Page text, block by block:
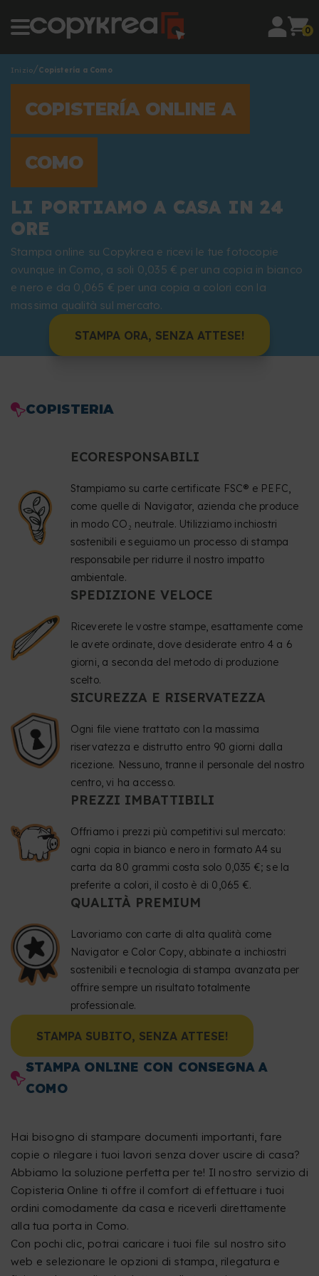
0
Inizio Copistería a Como
COPISTERÍA ONLINE A
COMO
LI PORTIAMO A CASA IN 24
ORE
Stampa online su Copykrea e ricevi le tue fotocopie
ovunque in Como, a soli 0,035 € per una copia in bianco
e nero e da 0,065 € per una copia a colori con la
massima qualità sul mercato.
STAMPA ORA, SENZA ATTESE!
COPISTERIA
ECORESPONSABILI
Stampiamo su carte certificate FSC® e PEFC,
come quelle di Navigator, azienda che produce
in modo CO₂ neutrale. Utilizziamo inchiostri
sostenibili e seguiamo un processo di stampa
responsabile per ridurre il nostro impatto
ambientale.
SPEDIZIONE VELOCE
Riceverete le vostre stampe, esattamente come
le avete ordinate, dove desiderate entro 4 a 6
giorni, a seconda del metodo di produzione
scelto.
SICUREZZA E RISERVATEZZA
Ogni file viene trattato con la massima
riservatezza e distrutto entro 90 giorni dalla
ricezione. Nessuno, tranne il personale del nostro
centro, vi ha accesso.
PREZZI IMBATTIBILI
Offriamo i prezzi più competitivi sul mercato:
ogni copia in bianco e nero in formato A4 su
carta da 80 grammi costa solo 0,035 €; se la
preferite a colori, il costo è di 0,065 €.
QUALITÀ PREMIUM
Lavoriamo con carte di alta qualità come
Navigator e Color Copy, abbinate a inchiostri
sostenibili e tecnologia di stampa avanzata per
offrire sempre un risultato totalmente
professionale.
STAMPA SUBITO, SENZA ATTESE!
STAMPA ONLINE CON CONSEGNA A
COMO
Hai bisogno di stampare documenti importanti, fare
copie o rilegare i tuoi lavori senza dover uscire di casa?
Abbiamo la soluzione perfetta per te! Il nostro servizio di
Copisteria Online ti offre il comfort di effettuare i tuoi
ordini comodamente da casa e riceverli direttamente
alla tua porta in Como.
Con pochi clic, potrai caricare i tuoi file sul nostro sito
web e selezionare le opzioni di stampa, rilegatura e